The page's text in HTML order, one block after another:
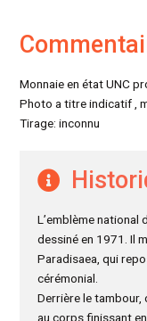
Monnaie en état UNC
Photo a titre indicatif ,
Tirage: inconnu
L’emblème national
dessiné en 1971. Il
Paradisaea, qui
cérémonial.
Derrière le tambour,
au corps finissant